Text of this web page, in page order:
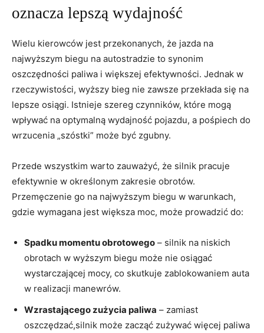
oznacza lepszą wydajność
Wielu kierowców jest przekonanych, że jazda na
najwyższym biegu na autostradzie to synonim
oszczędności paliwa i większej efektywności. Jednak w
rzeczywistości, wyższy bieg nie zawsze przekłada się na
lepsze osiągi. Istnieje szereg czynników, które mogą
wpływać na optymalną wydajność pojazdu, a pośpiech do
wrzucenia „szóstki” może być zgubny.
Przede wszystkim warto zauważyć, że silnik pracuje
efektywnie w określonym zakresie obrotów.
Przemęczenie go na najwyższym biegu w warunkach,
gdzie wymagana jest większa moc, może prowadzić do:
Spadku momentu obrotowego – silnik na niskich
obrotach w wyższym biegu może nie osiągać
wystarczającej mocy, co skutkuje zablokowaniem auta
w realizacji manewrów.
Wzrastającego zużycia paliwa – zamiast
oszczędzać,silnik może zacząć zużywać więcej paliwa